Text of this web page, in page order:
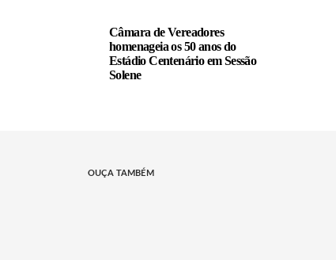
Câmara de Vereadores
homenageia os 50 anos do
Estádio Centenário em Sessão
Solene
OUÇA TAMBÉM